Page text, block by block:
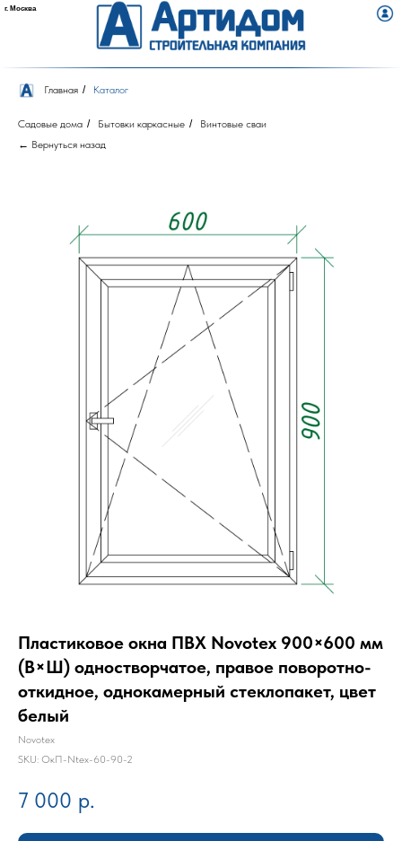
г. Москва
Главная / Каталог
Садовые дома / Бытовки каркасные /
Винтовые сваи
← Вернуться назад
Пластиковое окна ПВХ Novotex 900×600 мм
(В×Ш) одностворчатое, правое поворотно-
откидное, однокамерный стеклопакет, цвет
белый
Novotex
SKU: ОкП-Ntex-60-90-2
7 000 р.